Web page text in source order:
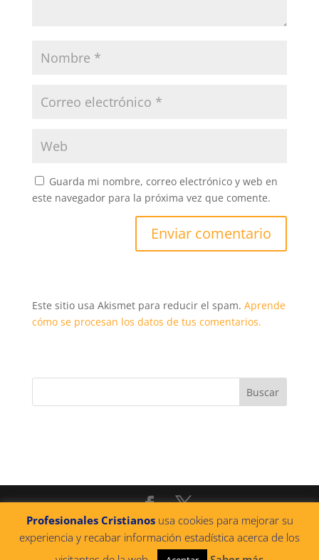
Guarda mi nombre, correo electrónico y web en
este navegador para la próxima vez que comente.
Este sitio usa Akismet para reducir el spam. Aprende
cómo se procesan los datos de tus comentarios.
@2022 PROFESIONALES CRISTIANOS |Política de
privacidad|Política de cookies|Aviso legal|
Profesionales Cristianosusa cookies para mejorar su
experiencia y recabar información estadística acerca de los